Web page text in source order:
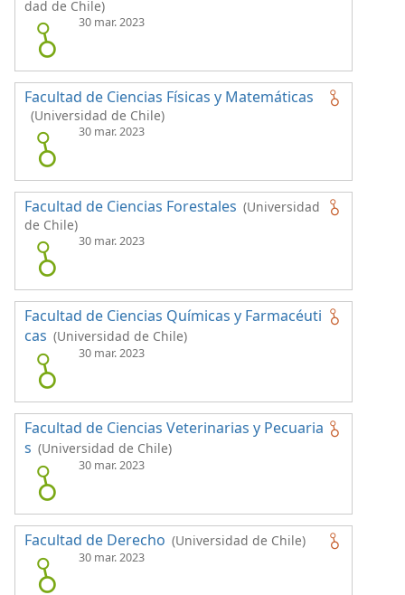
dad de Chile)
30 mar. 2023
Facultad de Ciencias Físicas y Matemáticas
(Universidad de Chile)
30 mar. 2023
Facultad de Ciencias Forestales (Universidad
de Chile)
30 mar. 2023
Facultad de Ciencias Químicas y Farmacéuti
cas (Universidad de Chile)
30 mar. 2023
Facultad de Ciencias Veterinarias y Pecuaria
s (Universidad de Chile)
30 mar. 2023
Facultad de Derecho (Universidad de Chile)
30 mar. 2023